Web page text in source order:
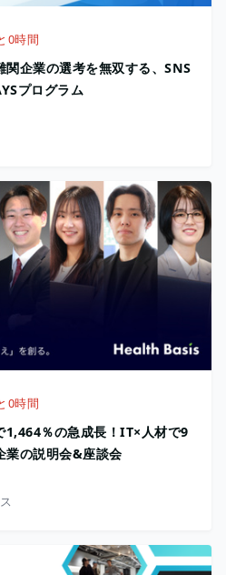
0時間
関企業の選考を無双する、SNS
プログラム
0時間
1,464％の急成長！IT×人材で9
業の説明会&座談会